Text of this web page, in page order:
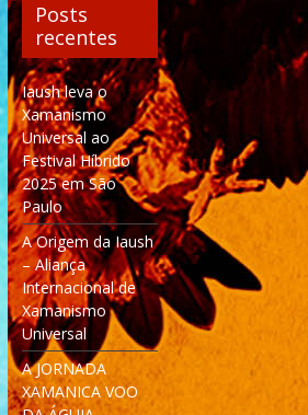
Posts
recentes
Iaush leva o
Xamanismo
Universal ao
Festival Híbrido
2025 em São
Paulo
A Origem da Iaush
– Aliança
Internacional de
Xamanismo
Universal
A JORNADA
XAMANICA VOO